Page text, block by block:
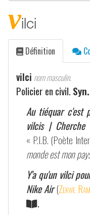
vilci
Définition
vilci nom masculin.
Policier en civil. Syn.
Au tiéquar c'est
vilcis |
« P.I.B. (Poète
monde est mon
Y'a qu'un vilci
Nike Air (Zekwe
.